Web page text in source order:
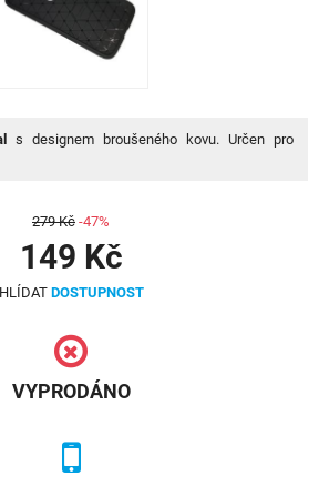
s designem broušeného kovu. Určen pro
279 Kč -47%
149 Kč
HLÍDAT DOSTUPNOST
VYPRODÁNO